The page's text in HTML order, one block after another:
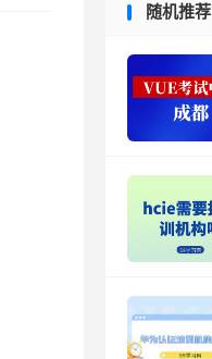
随机推荐